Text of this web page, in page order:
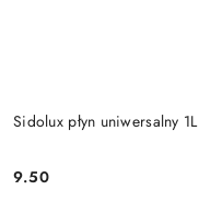
Sidolux płyn uniwersalny 1L
Cena:
9.50